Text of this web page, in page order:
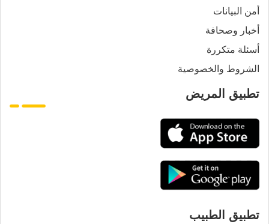
أمن البيانات
أخبار وصحافة
أسئلة متكررة
الشروط والخصوصية
تطبيق المريض
تطبيق الطبيب